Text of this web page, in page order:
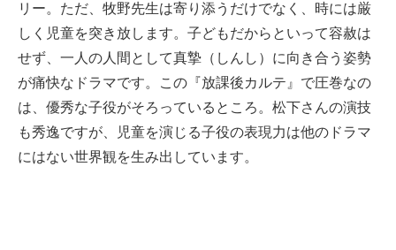
リー。ただ、牧野先生は寄り添うだけでなく、時には厳
しく児童を突き放します。子どもだからといって容赦は
せず、一人の人間として真摯（しんし）に向き合う姿勢
が痛快なドラマです。この『放課後カルテ』で圧巻なの
は、優秀な子役がそろっているところ。松下さんの演技
も秀逸ですが、児童を演じる子役の表現力は他のドラマ
にはない世界観を生み出しています。